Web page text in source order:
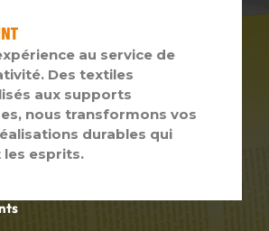
au service de
Des textiles
aux supports
nous transformons vos
durables qui
esprits.